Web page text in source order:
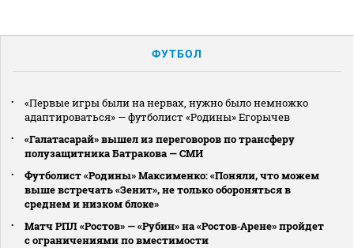
ФУТБОЛ
«Первые игры были на нервах, нужно было немножко
адаптироваться» — футболист «Родины» Егорычев
«Галатасарай» вышел из переговоров по трансферу
полузащитника Батракова — СМИ
Футболист «Родины» Максименко: «Поняли, что можем
выше встречать «Зенит», не только обороняться в
среднем и низком блоке»
Матч РПЛ «Ростов» — «Рубин» на «Ростов‑Арене» пройдет
с ограничениями по вместимости